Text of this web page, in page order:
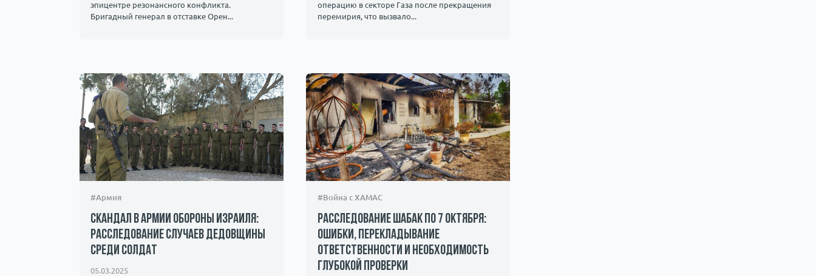
эпицентре резонансного конфликта.
Бригадный генерал в отставке Орен...
операцию в секторе Газа после прекращения
перемирия, что вызвало...
#Армия
Скандал в Армии обороны Израиля:
расследование случаев дедовщины
среди солдат
05.03.2025
#Война с ХАМАС
Расследование ШАБАК по 7 октября:
ошибки, перекладывание
ответственности и необходимость
глубокой проверки